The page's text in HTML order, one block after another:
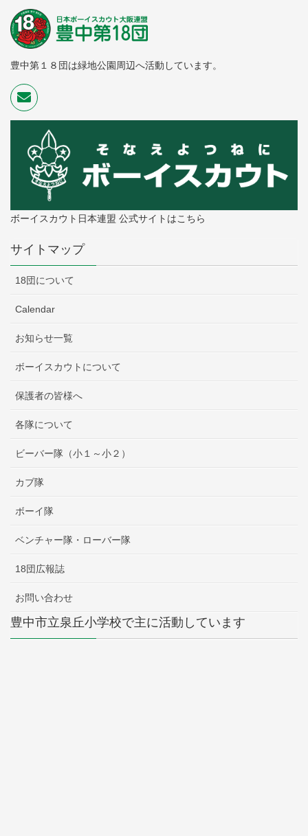
豊中第１８団は緑地公園周辺へ活動しています。
ボーイスカウト日本連盟 公式サイトはこちら
サイトマップ
18団について
Calendar
お知らせ一覧
ボーイスカウトについて
保護者の皆様へ
各隊について
ビーバー隊（小１～小２）
カブ隊
ボーイ隊
ベンチャー隊・ローバー隊
18団広報誌
お問い合わせ
豊中市立泉丘小学校で主に活動しています